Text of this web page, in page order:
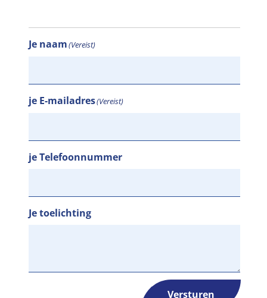
Je naam(Vereist)
je E-mailadres(Vereist)
je Telefoonnummer
Je toelichting
Versturen